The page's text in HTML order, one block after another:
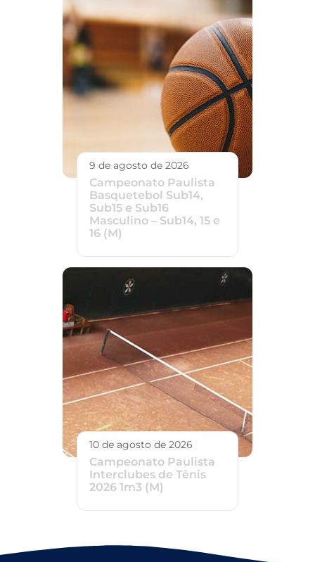
9 de agosto de 2026
Campeonato Paulista
Basquetebol Sub14,
Sub15 e Sub16
Masculino – Sub14, 15 e
16 (M)
10 de agosto de 2026
Campeonato Paulista
Interclubes de Tênis
2026 1m3 (M)